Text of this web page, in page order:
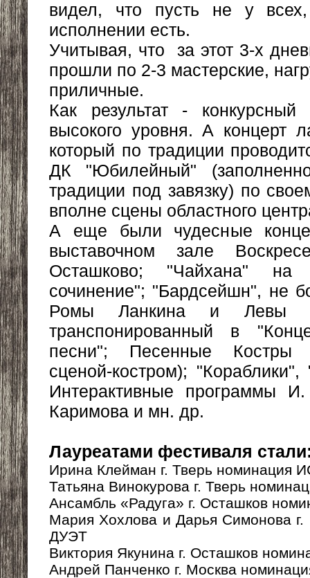
видел, что пусть не у
исполнении есть.
Учитывая, что за этот 3-х
прошли по 2-3 мастерские,
приличные.
Как результат - конкурсный
высокого уровня. А концерт
который по традиции
ДК "Юбилейный"
традиции под завязку) по
вполне сцены областного
А еще были чудесные
выставочном зале
Осташково; "Чайхана" на
сочинение"; "Бардсейшн", не
Ромы Ланкина и Левы
транспонированный в
песни"; Песенные Костры
сценой-костром);
Интерактивные программы
Каримова и мн. др.
Лауреатами фестиваля
Ирина Клейман г. Тверь
Татьяна Винокурова г. Тверь
Ансамбль «Радуга» г. Осташков
Мария Хохлова и Дарья Симонова
ДУЭТ
Виктория Якунина г. Осташков
Андрей Панченко г. Москва